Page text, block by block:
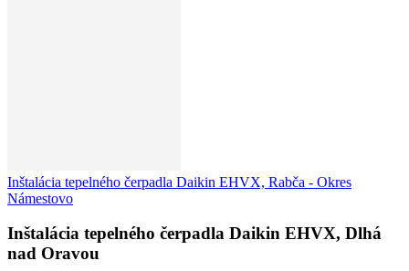
Inštalácia tepelného čerpadla Daikin EHVX, Rabča - Okres
Námestovo
Inštalácia tepelného čerpadla Daikin EHVX, Dlhá
nad Oravou